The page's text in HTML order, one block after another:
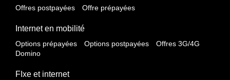
Offres postpayées Offre prépayées
Internet en mobilité
Options prépayées Options postpayées
Offres 3G/4G
Domino
FIxe et internet